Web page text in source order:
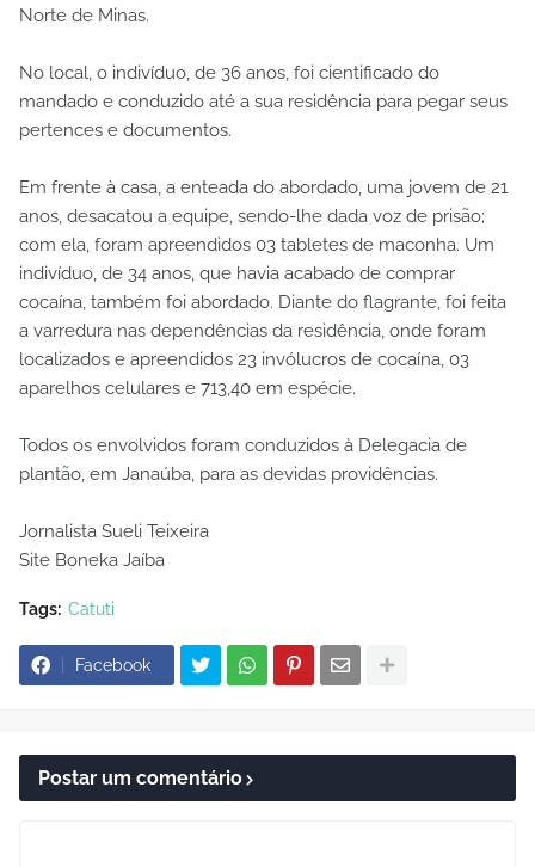
Norte de Minas.
No local, o indivíduo, de 36 anos, foi cientificado do
mandado e conduzido até a sua residência para pegar seus
pertences e documentos.
Em frente à casa, a enteada do abordado, uma jovem de 21
anos, desacatou a equipe, sendo-lhe dada voz de prisão;
com ela, foram apreendidos 03 tabletes de maconha. Um
indivíduo, de 34 anos, que havia acabado de comprar
cocaína, também foi abordado. Diante do flagrante, foi feita
a varredura nas dependências da residência, onde foram
localizados e apreendidos 23 invólucros de cocaína, 03
aparelhos celulares e 713,40 em espécie.
Todos os envolvidos foram conduzidos à Delegacia de
plantão, em Janaúba, para as devidas providências.
Jornalista Sueli Teixeira
Site Boneka Jaíba
Tags: Catuti
Facebook
Postar um comentário